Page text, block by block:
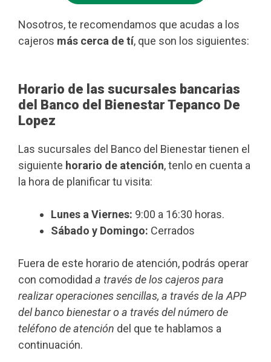
Nosotros, te recomendamos que acudas a los
cajeros más cerca de tí, que son los siguientes:
Horario de las sucursales bancarias
del Banco del Bienestar Tepanco De
Lopez
Las sucursales del Banco del Bienestar tienen el
siguiente horario de atención, tenlo en cuenta a
la hora de planificar tu visita:
Lunes a Viernes: 9:00 a 16:30 horas.
Sábado y Domingo: Cerrados
Fuera de este horario de atención, podrás operar
con comodidad a través de los cajeros para
realizar operaciones sencillas, a través de la APP
del banco bienestar o a través del número de
teléfono de atención del que te hablamos a
continuación.